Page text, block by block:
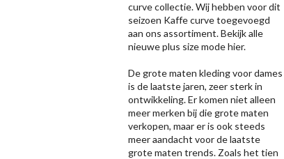
curve collectie. Wij hebben voor dit
seizoen Kaffecurve toegevoegd
aan ons assortiment. Bekijk alle
nieuweplus size modehier.
De grote maten kleding voor dames
is de laatste jaren, zeer sterk in
ontwikkeling. Er komen niet alleen
meer merken bij die grote maten
verkopen, maar er is ook steeds
meer aandacht voor de laatste
grote maten trends. Zoals het tien